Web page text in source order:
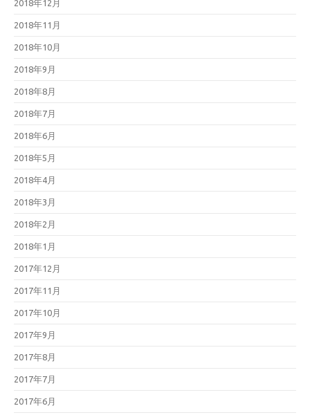
2018年12月
2018年11月
2018年10月
2018年9月
2018年8月
2018年7月
2018年6月
2018年5月
2018年4月
2018年3月
2018年2月
2018年1月
2017年12月
2017年11月
2017年10月
2017年9月
2017年8月
2017年7月
2017年6月